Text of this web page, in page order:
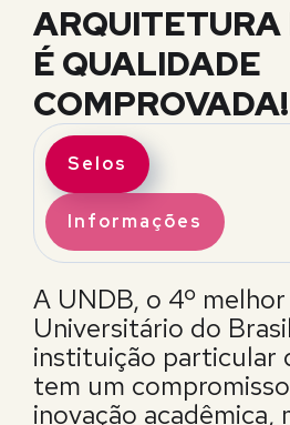
ARQUITETURA
É QUALIDADE
COMPROVADA!
Selos
Informações
A UNDB, o 4º
Universitário do
instituição particular
tem um
inovação acadêmica,